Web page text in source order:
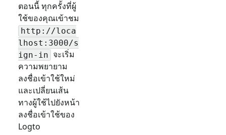
ตอนนี้ ทุกครั้งที่ผู้
ใช้ของคุณเข้าชม
http://loca
lhost:3000/s
ign-in จะเริ่ม
ความพยายาม
ลงชื่อเข้าใช้ใหม่
และเปลี่ยนเส้น
ทางผู้ใช้ไปยังหน้า
ลงชื่อเข้าใช้ของ
Logto